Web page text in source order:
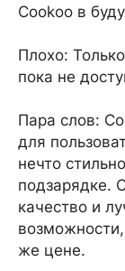
Cookoo в
Плохо:
пока не
Пара слов:
для
нечто
подзарядке.
качество и
же цене.